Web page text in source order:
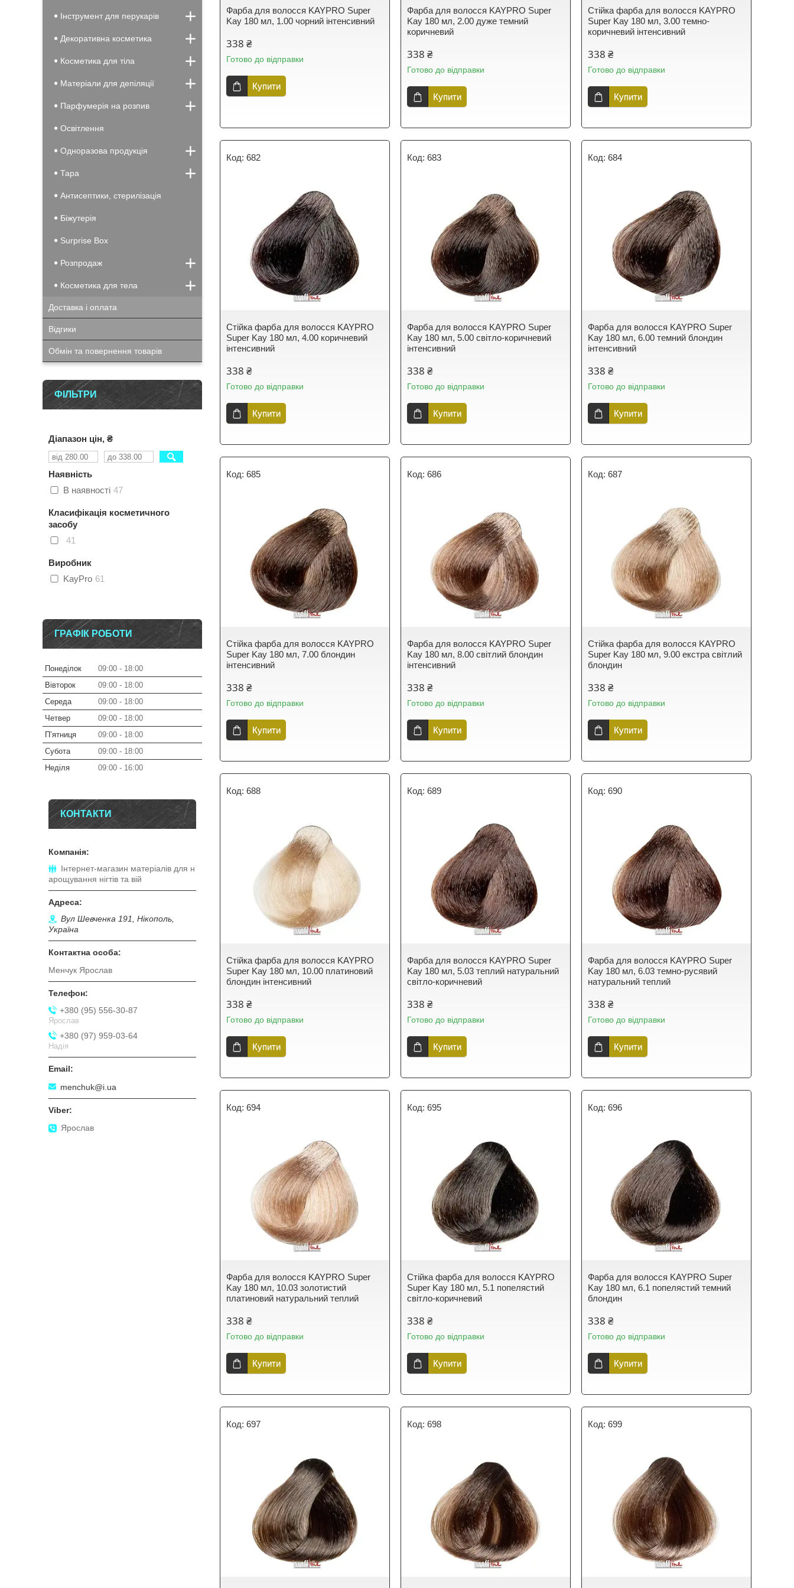
Фарба для волосся KAYPRO Super
Kay 180 мл, 1.00 чорний інтенсивний
338 ₴
Готово до відправки
Купити
Фарба для волосся KAYPRO Super
Kay 180 мл, 2.00 дуже темний
коричневий
338 ₴
Готово до відправки
Купити
Стійка фарба для волосся KAYPRO
Super Kay 180 мл, 3.00 темно-
коричневий інтенсивний
338 ₴
Готово до відправки
Купити
682
Стійка фарба для волосся KAYPRO
Super Kay 180 мл, 4.00 коричневий
інтенсивний
338 ₴
Готово до відправки
Купити
683
Фарба для волосся KAYPRO Super
Kay 180 мл, 5.00 світло-коричневий
інтенсивний
338 ₴
Готово до відправки
Купити
684
Фарба для волосся KAYPRO Super
Kay 180 мл, 6.00 темний блондин
інтенсивний
338 ₴
Готово до відправки
Купити
685
Стійка фарба для волосся KAYPRO
Super Kay 180 мл, 7.00 блондин
інтенсивний
338 ₴
Готово до відправки
Купити
686
Фарба для волосся KAYPRO Super
Kay 180 мл, 8.00 світлий блондин
інтенсивний
338 ₴
Готово до відправки
Купити
687
Стійка фарба для волосся KAYPRO
Super Kay 180 мл, 9.00 екстра світлий
блондин
338 ₴
Готово до відправки
Купити
688
Стійка фарба для волосся KAYPRO
Super Kay 180 мл, 10.00 платиновий
блондин інтенсивний
338 ₴
Готово до відправки
Купити
689
Фарба для волосся KAYPRO Super
Kay 180 мл, 5.03 теплий натуральний
світло-коричневий
338 ₴
Готово до відправки
Купити
690
Фарба для волосся KAYPRO Super
Kay 180 мл, 6.03 темно-русявий
натуральний теплий
338 ₴
Готово до відправки
Купити
694
Фарба для волосся KAYPRO Super
Kay 180 мл, 10.03 золотистий
платиновий натуральний теплий
338 ₴
Готово до відправки
Купити
695
Стійка фарба для волосся KAYPRO
Super Kay 180 мл, 5.1 попелястий
світло-коричневий
338 ₴
Готово до відправки
Купити
696
Фарба для волосся KAYPRO Super
Kay 180 мл, 6.1 попелястий темний
блондин
338 ₴
Готово до відправки
Купити
697 698 699
Інструмент для перукарів
Декоративна косметика
Косметика для тіла
Матеріали для депіляції
Парфумерія на розпив
Освітлення
Одноразова продукція
Тара
Антисептики, стерилізація
Біжутерія
Surprise Box
Розпродаж
Косметика для тела
Доставка і оплата
Відгики
Обмін та повернення товарів
ФІЛЬТРИ
Діапазон цін, ₴
Наявність
В наявності 47
Класифікація косметичного
засобу
41
Виробник
KayPro 61
ГРАФІК РОБОТИ
Понеділок 09:00
18:00
Вівторок
09:00
18:00
Середа
09:00
18:00
Четвер
09:00
18:00
Пʼятниця
09:00
18:00
Субота
09:00
18:00
Неділя
09:00 16:00
КОНТАКТИ
Інтернет-магазин матеріалів для н
арощування нігтів та вій
Вул Шевченка 191, Нікополь,
Україна
Менчук Ярослав
+380 (95) 556-30-87
Ярослав
+380 (97) 959-03-64
Надія
menchuk@i.ua
Ярослав